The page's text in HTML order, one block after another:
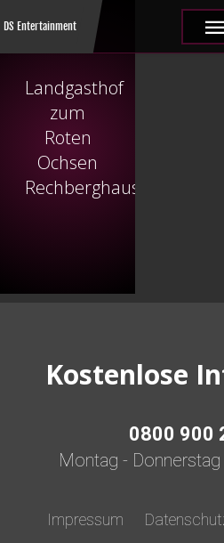
DS Entertainment |||
Landgasthof
zum
Roten
Ochsen
Rechberghausen
Kostenlose
0800 900
Montag -
Impressum